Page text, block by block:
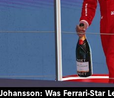
Johansson: Was Ferrari-Star